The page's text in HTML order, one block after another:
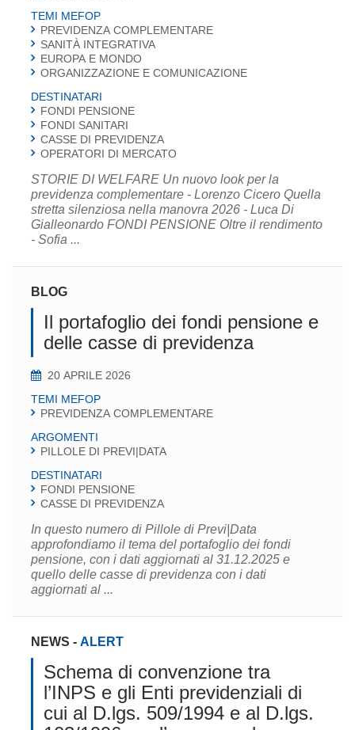
TEMI MEFOP
PREVIDENZA COMPLEMENTARE
SANITÀ INTEGRATIVA
EUROPA E MONDO
ORGANIZZAZIONE E COMUNICAZIONE
DESTINATARI
FONDI PENSIONE
FONDI SANITARI
CASSE DI PREVIDENZA
OPERATORI DI MERCATO
STORIE DI WELFARE Un nuovo look per la
previdenza complementare - Lorenzo Cicero Quella
stretta silenziosa nella manovra 2026 - Luca Di
Gialleonardo FONDI PENSIONE Oltre il rendimento
- Sofia ...
BLOG
Il portafoglio dei fondi pensione e
delle casse di previdenza
20 APRILE 2026
TEMI MEFOP
PREVIDENZA COMPLEMENTARE
ARGOMENTI
PILLOLE DI PREVI|DATA
DESTINATARI
FONDI PENSIONE
CASSE DI PREVIDENZA
In questo numero di Pillole di Previ|Data
approfondiamo il tema del portafoglio dei fondi
pensione, con i dati aggiornati al 31.12.2025 e
quello delle casse di previdenza con i dati
aggiornati al ...
NEWS - ALERT
Schema di convenzione tra
l’INPS e gli Enti previdenziali di
cui al D.lgs. 509/1994 e al D.lgs.